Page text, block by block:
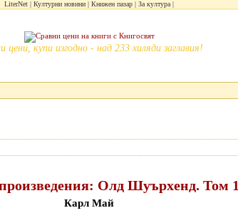
LiterNet Културни новини Книжен пазар За култура
цени, купи изгодно - над 233 хиляди заглавия!
Олд Шуърхенд. Том 1
Карл Май